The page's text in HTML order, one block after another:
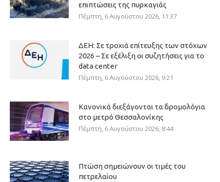
επιπτώσεις της πυρκαγιάς
Πέμπτη, 6 Αυγούστου 2026, 11:37
ΔΕΗ: Σε τροχιά επίτευξης των στόχων
2026 – Σε εξέλιξη οι συζητήσεις για το
data center
Πέμπτη, 6 Αυγούστου 2026, 9:21
Κανονικά διεξάγονται τα δρομολόγια
στο μετρό Θεσσαλονίκης
Πέμπτη, 6 Αυγούστου 2026, 8:44
Πτώση σημειώνουν οι τιμές του
πετρελαίου